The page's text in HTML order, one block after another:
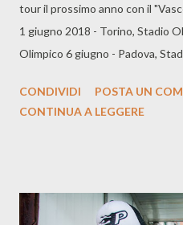
tour il prossimo anno con il
1 giugno 2018 - Torino, Stadio
Olimpico 6 giugno - Padova,
Roma, Stadio Olimpico 16 giugno
partire dalle ore 10 di mercoledì
CONDIVIDI
POSTA UN
CONTINUA A LEGGERE